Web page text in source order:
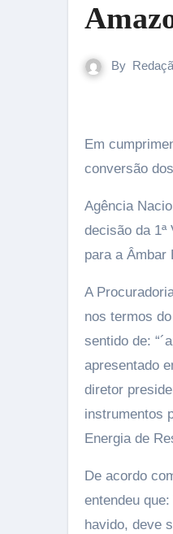
By
Em cumprimento de decisão judicial, a Agência Nacional de Energia Elétrica (Aneel) autorizou, sub judice, a
conversão
Agência
decisão da
para a Âmbar
A
nos termos
sentido de:
apresentado
diretor
instrumentos
Energia de
De acordo
entendeu
havido, deve